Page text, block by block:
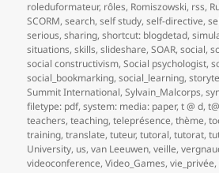
roleduformateur, rôles, Romiszowski, rss,
SCORM,search,self study,self-directive,
serious,sharing,shortcut: blogdetad,
situations,skills,slideshare,SOAR,social,
social constructivism,Social psychologist,
social_bookmarking,social_learning,
Summit International,Sylvain_Malcorps,
filetype: pdf,system: media: paper,t @ d,
teachers,teaching,teleprésence,thème,
training,translate,tuteur,tutoral,tutorat,
University, us,van Leeuwen,veille,
videoconference,Video_Games,vie_privée,